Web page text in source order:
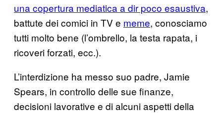
una copertura mediatica a dir poco esaustiva,
battute dei comici in TV e meme, conosciamo
tutti molto bene (l’ombrello, la testa rapata, i
ricoveri forzati, ecc.).
L’interdizione ha messo suo padre, Jamie
Spears, in controllo delle sue finanze,
decisioni lavorative e di alcuni aspetti della